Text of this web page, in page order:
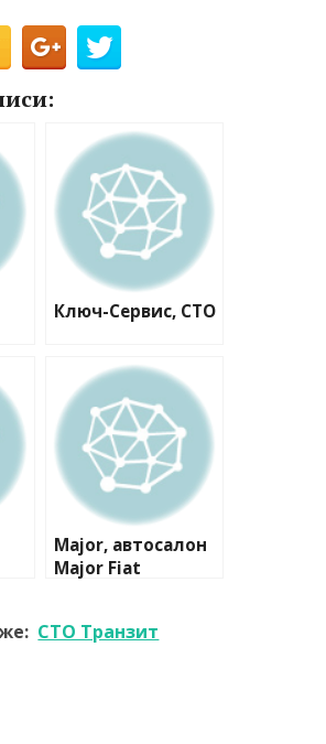
Ключ-Сервис, СТО
Major, автосалон
Major Fiat
СТО Транзит